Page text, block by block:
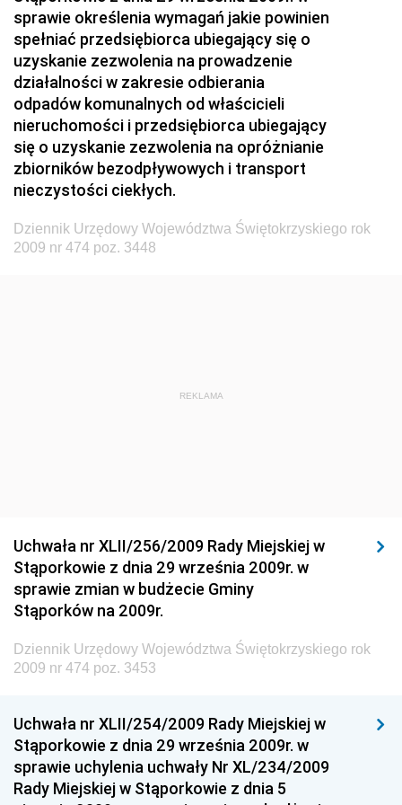
Dziennik Urzędowy Ministerstwa Zdrowia i Opieki
Społecznej
Dziennik Urzędowy Ministerstwa Rolnictwa, Leśnictwa
i Gospodarki Żywnościowej
Dziennik Urzędowy Ministra Spraw Wewnętrznych
Dziennik Urzędowy Ministra Transportu, Budownictwa
i Gospodarki Morskiej
Dziennik Urzędowy Ministra Administracji i Cyfryzacji
Dziennik Urzędowy Głównego Inspektora Ochrony
Dziennik Urzędowy Ministra Budownictwa i Przemysłu
Środowiska
Dziennik Urzędowy Ministerstwa Administracji,
Gospodarki Terenowej i Ochrony Środowiska
Gospodarki Przestrzennej
Dziennik Urzędowy Ministerstwa Przemysłu
Chemicznego i Lekkiego
Dziennik Urzędowy Ministerstwa Rolnictwa i
sprawie określenia wymagań jakie powinien
spełniać przedsiębiorca ubiegający się o
uzyskanie zezwolenia na prowadzenie
działalności w zakresie odbierania
odpadów komunalnych od właścicieli
nieruchomości i przedsiębiorca ubiegający
się o uzyskanie zezwolenia na opróżnianie
zbiorników bezodpływowych i transport
nieczystości ciekłych.
Dziennik Urzędowy Województwa Świętokrzyskiego rok
2009 nr 474 poz. 3448
REKLAMA
Uchwała nr XLII/256/2009 Rady Miejskiej w
Stąporkowie z dnia 29 września 2009r. w
sprawie zmian w budżecie Gminy
Stąporków na 2009r.
Dziennik Urzędowy Województwa Świętokrzyskiego rok
2009 nr 474 poz. 3453
Uchwała nr XLII/254/2009 Rady Miejskiej w
Stąporkowie z dnia 29 września 2009r. w
sprawie uchylenia uchwały Nr XL/234/2009
Rady Miejskiej w Stąporkowie z dnia 5